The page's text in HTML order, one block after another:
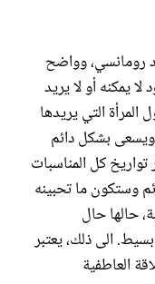
رومانسي، وواضح
يمكنه أو لا يريد
المرأة التي يريدها
بشكل دائم
تواريخ كل المناسبات
وستكون ما تحبينه
حالها حال
الى ذلك، يعتبر
العاطفية